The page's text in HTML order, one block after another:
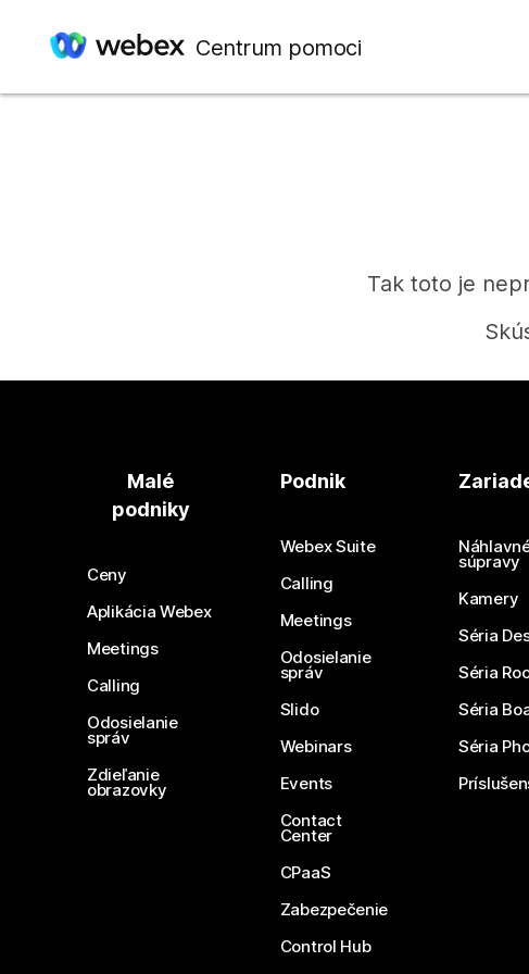
Centrum pomoci
Tak toto je
Malé
podniky
Ceny
Aplikácia Webex
Meetings
Calling
Odosielanie
správ
Zdieľanie
obrazovky
Podnik
Webex Suite
Calling
Meetings
Odosielanie
správ
Slido
Webinars
Events
Contact
Center
CPaaS
Zabezpečenie
Control Hub
súpravy
Kamery
Séria
Séria
Séria
Séria